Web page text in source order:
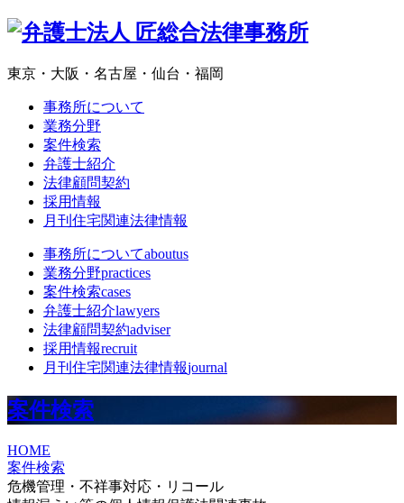
東京・大阪・名古屋・仙台・福岡
事務所について
業務分野
案件検索
弁護士紹介
法律顧問契約
採用情報
月刊住宅関連法律情報
事務所についてaboutus
業務分野practices
案件検索cases
弁護士紹介lawyers
法律顧問契約adviser
採用情報recruit
月刊住宅関連法律情報journal
案件検索
HOME
案件検索
危機管理・不祥事対応・リコール